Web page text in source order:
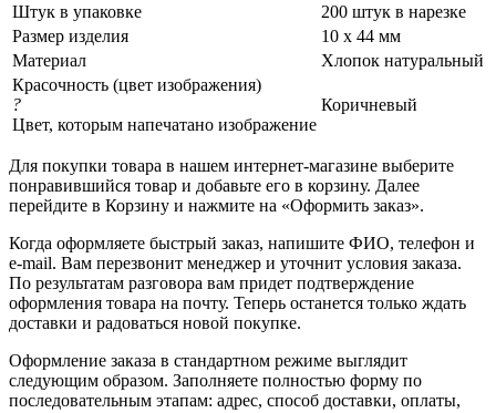
Штук в упаковке
200 штук в нарезке
Размер изделия
10 х 44 мм
Материал
Хлопок натуральный
Красочность (цвет изображения)
?
Цвет, которым напечатано изображение
Коричневый
Для покупки товара в нашем интернет-магазине выберите
понравившийся товар и добавьте его в корзину. Далее
перейдите в Корзину и нажмите на «Оформить заказ».
Когда оформляете быстрый заказ, напишите ФИО, телефон и
e-mail. Вам перезвонит менеджер и уточнит условия заказа.
По результатам разговора вам придет подтверждение
оформления товара на почту. Теперь останется только ждать
доставки и радоваться новой покупке.
Оформление заказа в стандартном режиме выглядит
следующим образом. Заполняете полностью форму по
последовательным этапам: адрес, способ доставки, оплаты,